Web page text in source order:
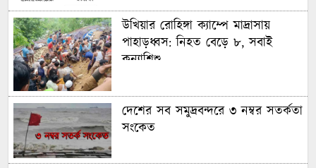
উখিয়ার রোহিঙ্গা ক্যাম্পে মাদ্রাসায়
পাহাড়ধ্বস: নিহত বেড়ে ৮, সবাই
কন্যাশিশু
দেশের সব সমুদ্রবন্দরে ৩ নম্বর সতর্কতা
সংকেত